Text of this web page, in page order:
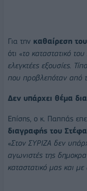
Για την καθαίρεση
ότι «το καταστατικό
ελεγκτέες εξουσίες.
που προβλεπόταν από
Δεν υπάρχει θέμα
Επίσης, ο κ. Παππάς
διαγραφής του
«Στον ΣΥΡΙΖΑ δεν
αγωνιστές της
καταστατικό μας και